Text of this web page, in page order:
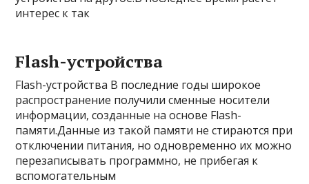
интерес к так
Flash-устройства
Flash-устройства В последние годы широкое
распространение получили сменные носители
информации, созданные на основе Flash-
памяти.Данные из такой памяти не стираются при
отключении питания, но одновременно их можно
перезаписывать программно, не прибегая к
вспомогательным